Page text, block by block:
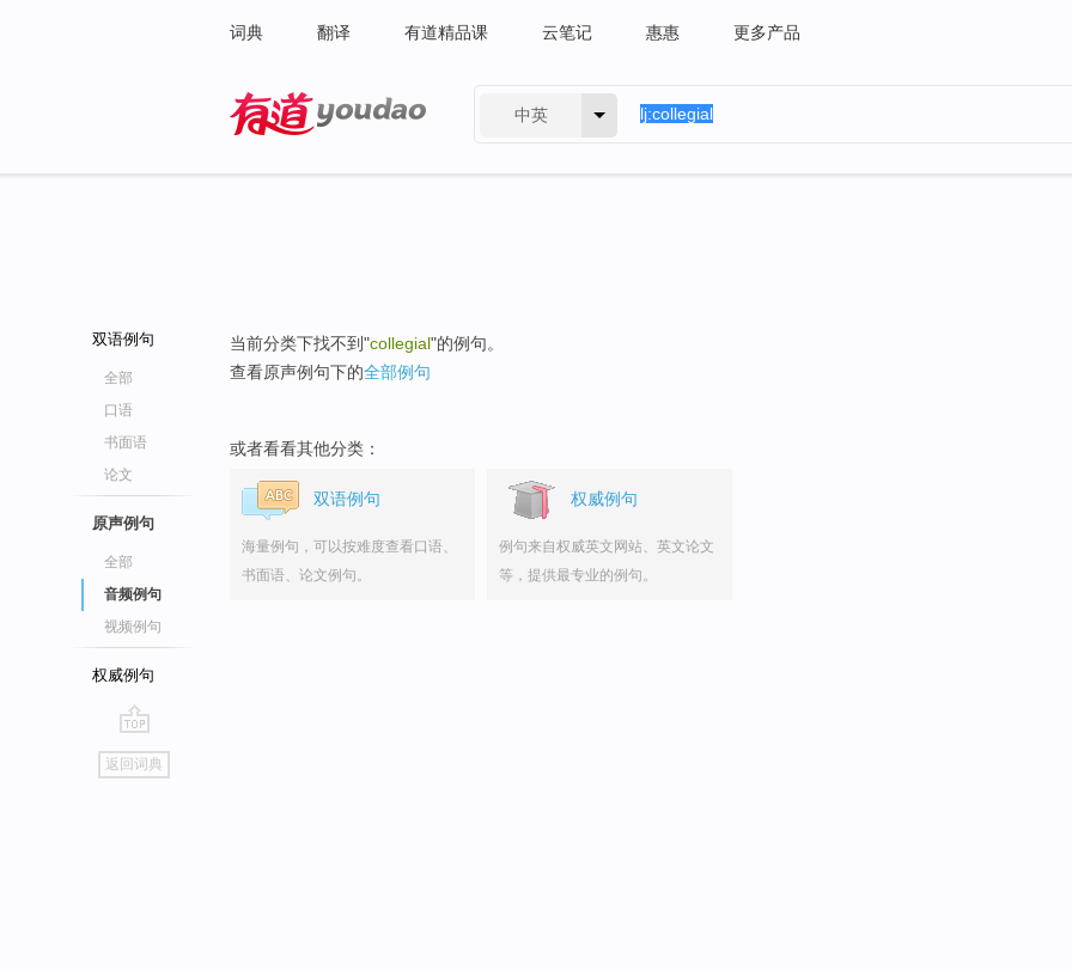
词典 翻译 有道精品课 云笔记 惠惠 更多产品
中英
双语例句
全部
口语
书面语
论文
原声例句
全部
音频例句
视频例句
权威例句
go
top
返回词典
当前分类下找不到"collegial"的例句。
查看原声例句下的全部例句
或者看看其他分类：
双语例句
海量例句，可以按难度查看口语、
书面语、论文例句。
权威例句
例句来自权威英文网站、英文论文
等，提供最专业的例句。